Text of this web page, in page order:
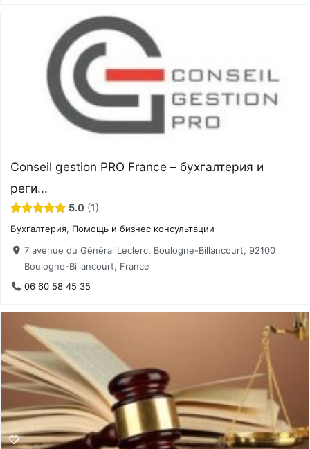
Conseil gestion PRO France – бухгалтерия и
реги...
5.0 1
Бухгалтерия, Помощь и бизнес консультации
7 avenue du Général Leclerc, Boulogne-Billancourt, 92100
Boulogne-Billancourt, France
06 60 58 45 35